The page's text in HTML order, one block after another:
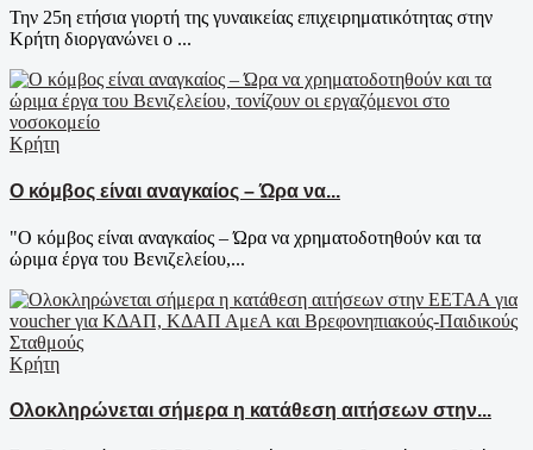
Την 25η ετήσια γιορτή της γυναικείας επιχειρηματικότητας στην
Κρήτη διοργανώνει ο ...
Κρήτη
Ο κόμβος είναι αναγκαίος – Ώρα να...
"Ο κόμβος είναι αναγκαίος – Ώρα να χρηματοδοτηθούν και τα
ώριμα έργα του Βενιζελείου,...
Κρήτη
Ολοκληρώνεται σήμερα η κατάθεση αιτήσεων στην...